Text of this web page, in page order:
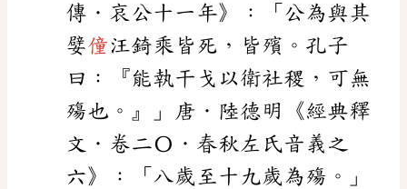
傳．哀公十一年》：「公為與其
嬖僮汪錡乘皆死，皆殯。孔子
曰：『能執干戈以衛社稷，可無
殤也。』」唐．陸德明《經典釋
文．卷二〇．春秋左氏音義之
六》：「八歲至十九歲為殤。」